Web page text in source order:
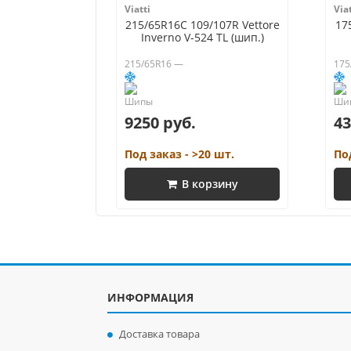
Viatti
215/65R16C 109/107R Vettore
Inverno V-524 TL (шип.)
215/65R16 —
9250 руб.
Под заказ - >20 шт.
В корзину
ИНФОРМАЦИЯ
Доставка товара